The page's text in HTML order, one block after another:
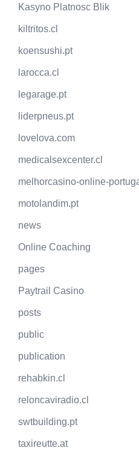
Kasyno Platnosc Blik
kiltritos.cl
koensushi.pt
larocca.cl
legarage.pt
liderpneus.pt
lovelova.com
medicalsexcenter.cl
melhorcasino-online-
motolandim.pt
news
Online Coaching
pages
Paytrail Casino
posts
public
publication
rehabkin.cl
reloncaviradio.cl
swtbuilding.pt
taxireutte.at